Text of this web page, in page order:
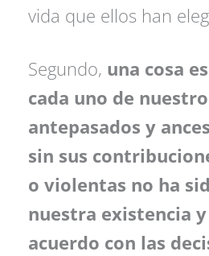
vida que ellos han
Segundo, una cosa
cada uno de
antepasados y
sin sus
o violentas no ha
nuestra existencia
acuerdo con las